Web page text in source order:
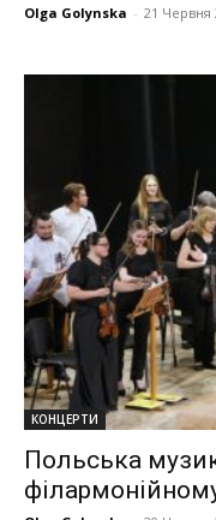
Olga Golynska - 21 Червня
КОНЦЕРТИ
Польська